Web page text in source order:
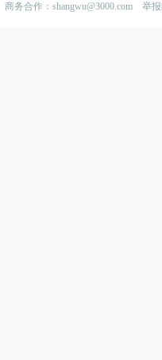
商务合作：shangwu@3000.com 举